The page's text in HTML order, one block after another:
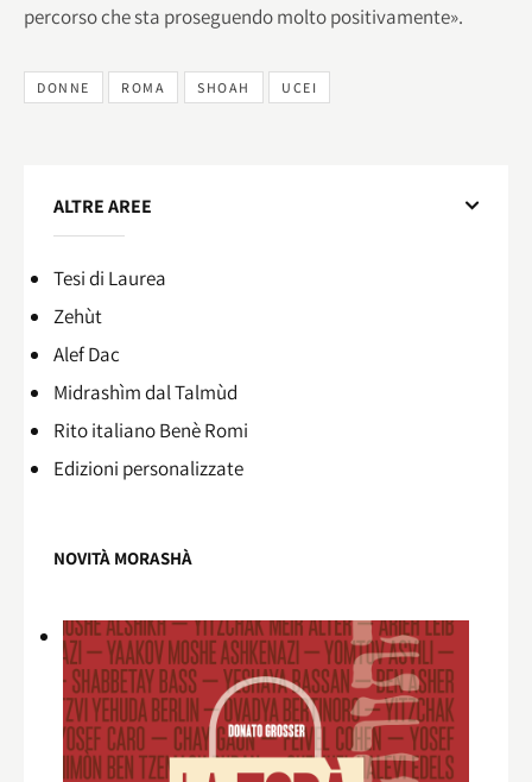
percorso che sta proseguendo molto positivamente».
DONNE ROMA SHOAH UCEI
ALTRE AREE
Tesi di Laurea
Zehùt
Alef Dac
Midrashìm dal Talmùd
Rito italiano Benè Romi​
Edizioni personalizzate
NOVITÀ MORASHÀ